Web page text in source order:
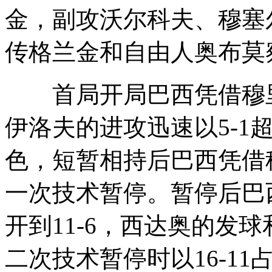
金，副攻沃尔科夫、穆
传格兰金和自由人奥布
首局开局巴西凭借穆
伊洛夫的进攻迅速以5-1
色，短暂相持后巴西凭
一次技术暂停。暂停后
开到11-6，西达奥的发
二次技术暂停时以16-11